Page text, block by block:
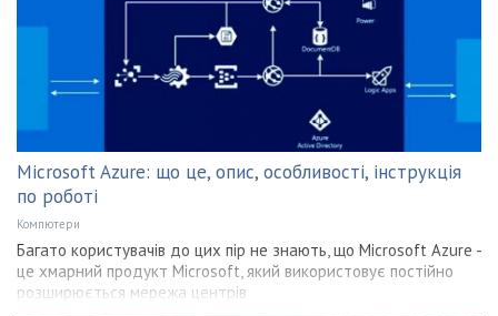
Microsoft Azure: що це, опис, особливості, інструкція
по роботі
Компютери
Багато користувачів до цих пір не знають, що Microsoft Azure -
це хмарний продукт Microsoft, який використовує постійно
розширюється мережа центрів